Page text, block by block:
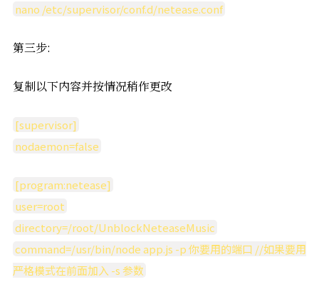
nano /etc/supervisor/conf.d/netease.conf
第三步:
复制以下内容并按情况稍作更改
[supervisor]
nodaemon=false
[program:netease]
user=root
directory=/root/UnblockNeteaseMusic
command=/usr/bin/node app.js -p 你要用的端口 //如果要用
严格模式在前面加入 -s 参数